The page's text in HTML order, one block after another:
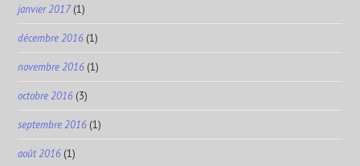
janvier 2017(1)
décembre 2016 (1)
novembre 2016 (1)
octobre 2016 (3)
septembre 2016 (1)
août 2016 (1)